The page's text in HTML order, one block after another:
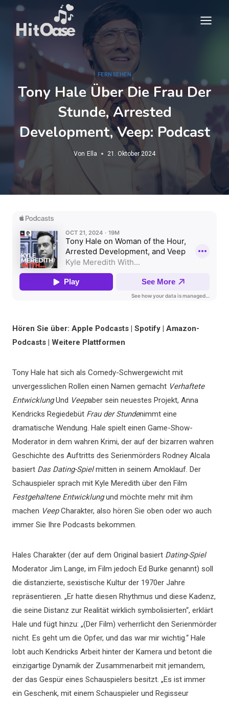
springen
FERNSEHEN
Tony Hale Über Die Frau Der
Stunde, Arrested
Development, Veep: Podcast
Von Ella 21. Oktober 2024
Hören Sie über: Apple Podcasts | Spotify | Amazon-
Podcasts | Weitere Plattformen
Tony Hale hat sich als Comedy-Schwergewicht mit
unvergesslichen Rollen einen Namen gemacht Verhaftete
EntwicklungUnd Veepaber sein neuestes Projekt, Anna
Kendricks Regiedebüt Frau der Stundenimmt eine
dramatische Wendung. Hale spielt einen Game-Show-
Moderator in dem wahren Krimi, der auf der bizarren wahren
Geschichte des Auftritts des Serienmörders Rodney Alcala
basiert Das Dating-Spielmitten in seinem Amoklauf. Der
Schauspieler sprach mit Kyle Meredith über den Film
Festgehaltene Entwicklungund möchte mehr mit ihm
machen VeepCharakter, also hören Sie oben oder wo auch
immer Sie Ihre Podcasts bekommen.
Hales Charakter (der auf dem Original basiert Dating-Spiel
Moderator Jim Lange, im Film jedoch Ed Burke genannt) soll
die distanzierte, sexistische Kultur der 1970er Jahre
repräsentieren. „Er hatte diesen Rhythmus und diese Kadenz,
die seine Distanz zur Realität wirklich symbolisierten“, erklärt
Hale und fügt hinzu: „(Der Film) verherrlicht den Serienmörder
nicht. Es geht um die Opfer, und das war mir wichtig.“ Hale
lobt auch Kendricks Arbeit hinter der Kamera und betont die
einzigartige Dynamik der Zusammenarbeit mit jemandem,
der das Gespür eines Schauspielers besitzt. „Es ist immer
ein Geschenk, mit einem Schauspieler und Regisseur